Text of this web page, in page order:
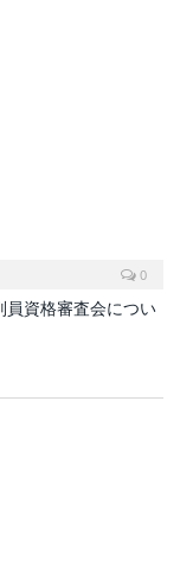
0
員資格審査会につい